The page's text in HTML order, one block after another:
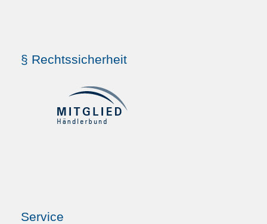
§ Rechtssicherheit
Service